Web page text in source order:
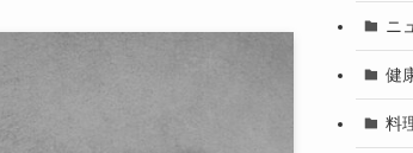
ニ
健
料